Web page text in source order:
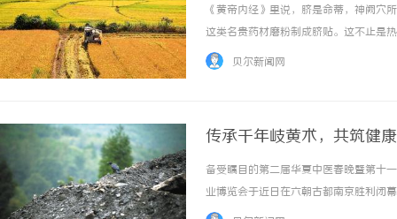
《黄帝内经》里说，脐是命蒂，神阙穴
这类名贵药材磨粉制成脐贴。这不止是
气血。现代解剖学发现，肚脐皮肤最薄
贝尔新闻网
传承千年岐黄术，共筑健
备受瞩目的第二届华夏中医春晚暨第
业博览会于近日在六朝古都南京胜利闭
会联合总会执行会长、南京自然医学会